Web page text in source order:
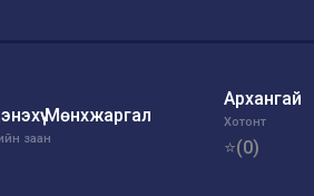
Мөнхжаргал
заан
Архангай
Хотонт
⭐(0)